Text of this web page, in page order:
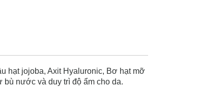
hạt jojoba, Axit Hyaluronic, Bơ hạt mỡ
bù nước và duy trì độ ẩm cho da.